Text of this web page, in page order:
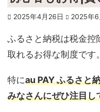
2025年4月26日 2025年6
ふるさと納税は税金控
取れるお得な制度です。
特にau PAY ふるさと
みなさんにぜひ注目し